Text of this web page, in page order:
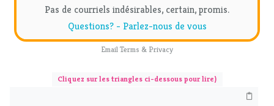
Pas de courriels indésirables, certain, promis.
Questions? - Parlez-nous de vous
EmailTerms & Privacy
Cliquez sur les triangles ci-dessous pour lire)